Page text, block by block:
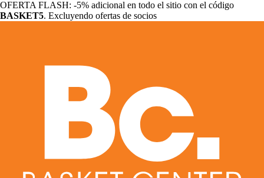
OFERTA FLASH: -5% adicional en todo el sitio con el código
BASKET5. Excluyendo ofertas de socios